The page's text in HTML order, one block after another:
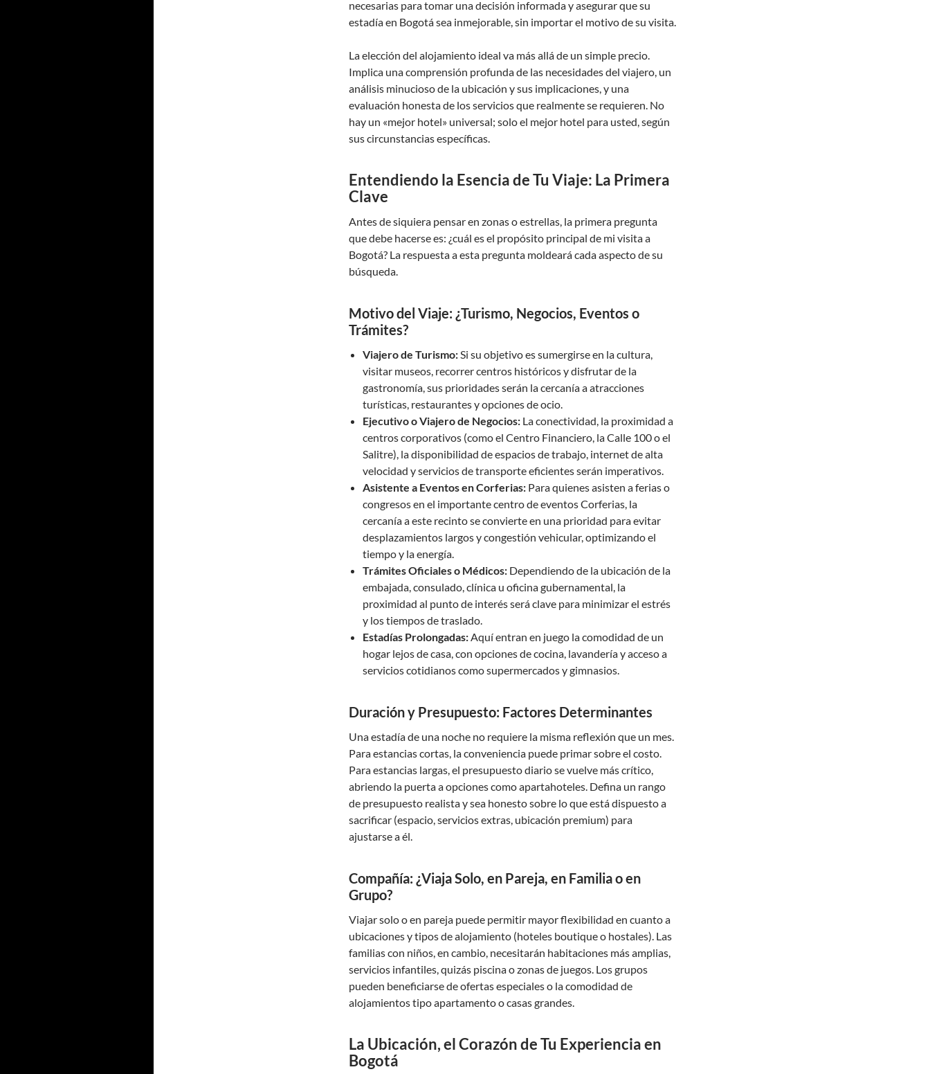
necesarias para tomar una decisión informada y asegurar que su
estadía en Bogotá sea inmejorable, sin importar el motivo de su visita.
La elección del alojamiento ideal va más allá de un simple precio.
Implica una comprensión profunda de las necesidades del viajero, un
análisis minucioso de la ubicación y sus implicaciones, y una
evaluación honesta de los servicios que realmente se requieren. No
hay un «mejor hotel» universal; solo el mejor hotel para usted, según
sus circunstancias específicas.
Entendiendo la Esencia de Tu Viaje: La Primera
Clave
Antes de siquiera pensar en zonas o estrellas, la primera pregunta
que debe hacerse es: ¿cuál es el propósito principal de mi visita a
Bogotá? La respuesta a esta pregunta moldeará cada aspecto de su
búsqueda.
Motivo del Viaje: ¿Turismo, Negocios, Eventos o
Trámites?
Viajero de Turismo:Si su objetivo es sumergirse en la cultura,
visitar museos, recorrer centros históricos y disfrutar de la
gastronomía, sus prioridades serán la cercanía a atracciones
turísticas, restaurantes y opciones de ocio.
Ejecutivo o Viajero de Negocios: La conectividad, la proximidad a
centros corporativos (como el Centro Financiero, la Calle 100 o el
Salitre), la disponibilidad de espacios de trabajo, internet de alta
velocidad y servicios de transporte eficientes serán imperativos.
Asistente a Eventos en Corferias: Para quienes asisten a ferias o
congresos en el importante centro de eventos Corferias, la
cercanía a este recinto se convierte en una prioridad para evitar
desplazamientos largos y congestión vehicular, optimizando el
tiempo y la energía.
Trámites Oficiales o Médicos: Dependiendo de la ubicación de la
embajada, consulado, clínica u oficina gubernamental, la
proximidad al punto de interés será clave para minimizar el estrés
y los tiempos de traslado.
Estadías Prolongadas:Aquí entran en juego la comodidad de un
hogar lejos de casa, con opciones de cocina, lavandería y acceso a
servicios cotidianos como supermercados y gimnasios.
Duración y Presupuesto: Factores Determinantes
Una estadía de una noche no requiere la misma reflexión que un mes.
Para estancias cortas, la conveniencia puede primar sobre el costo.
Para estancias largas, el presupuesto diario se vuelve más crítico,
abriendo la puerta a opciones como apartahoteles. Defina un rango
de presupuesto realista y sea honesto sobre lo que está dispuesto a
sacrificar (espacio, servicios extras, ubicación premium) para
ajustarse a él.
Compañía: ¿Viaja Solo, en Pareja, en Familia o en
Grupo?
Viajar solo o en pareja puede permitir mayor flexibilidad en cuanto a
ubicaciones y tipos de alojamiento (hoteles boutique o hostales). Las
familias con niños, en cambio, necesitarán habitaciones más amplias,
servicios infantiles, quizás piscina o zonas de juegos. Los grupos
pueden beneficiarse de ofertas especiales o la comodidad de
alojamientos tipo apartamento o casas grandes.
La Ubicación, el Corazón de Tu Experiencia en
Bogotá